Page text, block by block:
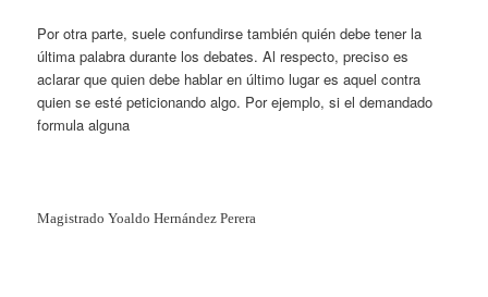
Por otra parte, suele confundirse también quién debe tener la
última palabra durante los debates. Al respecto, preciso es
aclarar que quien debe hablar en último lugar es aquel contra
quien se esté peticionando algo. Por ejemplo, si el demandado
formula alguna
Magistrado Yoaldo Hernández Perera